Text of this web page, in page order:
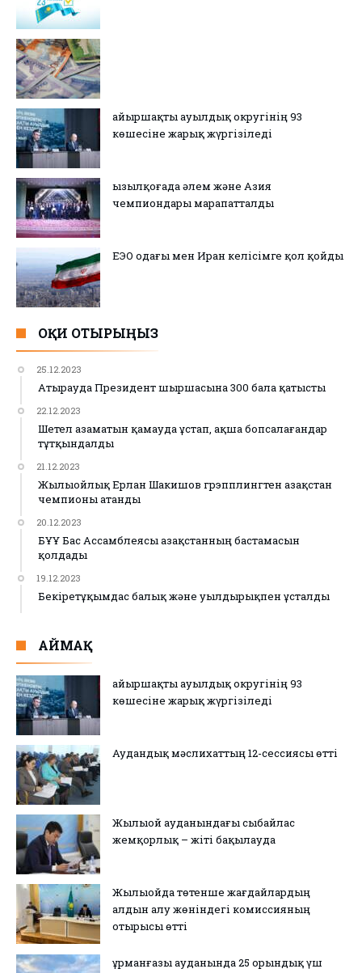
Қайыршақты ауылдық округінің 93
көшесіне жарық жүргізіледі
Қызылқоғада әлем және Азия
чемпиондары марапатталды
ЕЭО одағы мен Иран келісімге қол қойды
ОҚИ ОТЫРЫҢЫЗ
25.12.2023
Атырауда Президент шыршасына 300 бала қатысты
22.12.2023
Шетел азаматын қамауда ұстап, ақша бопсалағандар
тұтқындалды
21.12.2023
Жылыойлық Ерлан Шакишов грэпплингтен Қазақстан
чемпионы атанды
20.12.2023
БҰҰ Бас Ассамблеясы Қазақстанның бастамасын
қолдады
19.12.2023
Бекіретұқымдас балық және уылдырықпен ұсталды
АЙМАҚ
Қайыршақты ауылдық округінің 93
көшесіне жарық жүргізіледі
Аудандық мәслихаттың 12-сессиясы өтті
Жылыой ауданындағы сыбайлас
жемқорлық – жіті бақылауда
Жылыойда төтенше жағдайлардың
алдын алу жөніндегі комиссияның
отырысы өтті
Құрманғазы ауданында 25 орындық үш